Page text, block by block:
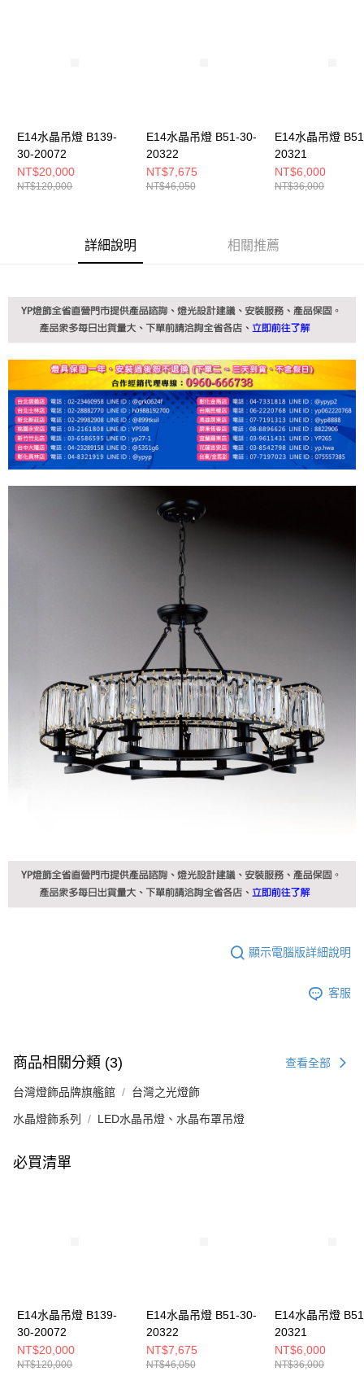
任。
４．使用「AFTEE先享後付」時，將依據個別帳號之用戶狀況，依本公司即
時審查核予不同之上限額度；若仍有額度不足之情形，本公司將視審查結果
請求用戶進行身份認證。
E14水晶吊燈 B139-
30-20072
NT$20,000
NT$120,000
E14水晶吊燈 B51-30-
20322
NT$7,675
NT$46,050
E14水晶吊燈
20321
NT$6,000
NT$36,000
詳細說明 相關推薦
顯示電腦版詳細說明
客服
商品相關分類 (3) 查看全部
台灣燈飾品牌旗艦館 台灣之光燈飾
水晶燈飾系列 LED水晶吊燈、水晶布罩吊燈
必買清單
E14水晶吊燈 B139-
30-20072
NT$20,000
NT$120,000
E14水晶吊燈 B51-30-
20322
NT$7,675
NT$46,050
E14水晶吊燈
20321
NT$6,000
NT$36,000